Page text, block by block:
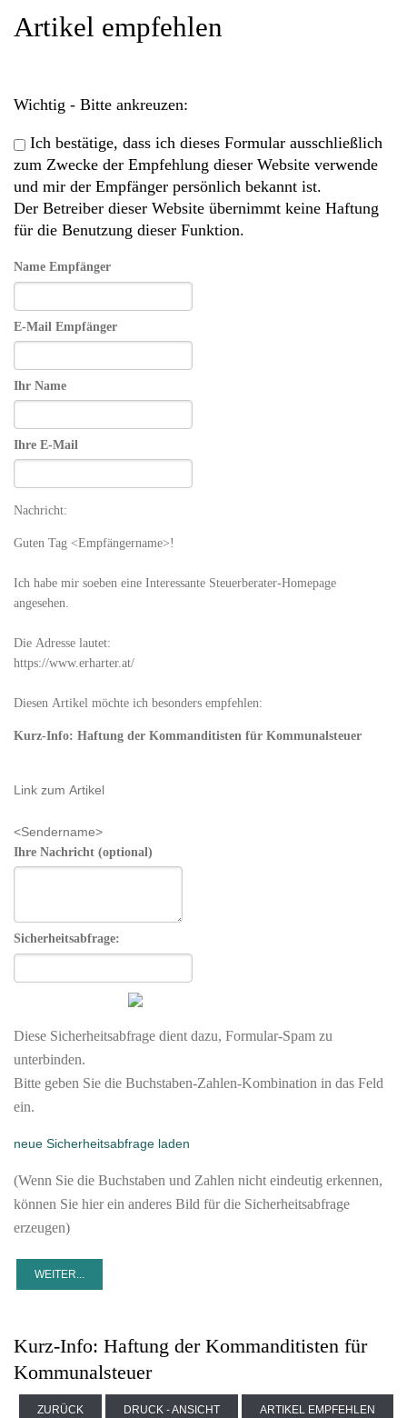
Artikel empfehlen
Wichtig - Bitte ankreuzen:
Ich bestätige, dass ich dieses Formular ausschließlich
zum Zwecke der Empfehlung dieser Website verwende
und mir der Empfänger persönlich bekannt ist.
Der Betreiber dieser Website übernimmt keine Haftung
für die Benutzung dieser Funktion.
Name Empfänger
E-Mail Empfänger
Ihr Name
Ihre E-Mail
Nachricht:
Guten Tag <Empfängername>!
Ich habe mir soeben eine Interessante Steuerberater-Homepage
angesehen.
Die Adresse lautet:
https://www.erharter.at/
Diesen Artikel möchte ich besonders empfehlen:
Kurz-Info: Haftung der Kommanditisten für Kommunalsteuer
Link zum Artikel
<Sendername>
Ihre Nachricht (optional)
Sicherheitsabfrage:
Diese Sicherheitsabfrage dient dazu, Formular-Spam zu
unterbinden.
Bitte geben Sie die Buchstaben-Zahlen-Kombination in das Feld
ein.
neue Sicherheitsabfrage laden
(Wenn Sie die Buchstaben und Zahlen nicht eindeutig erkennen,
können Sie hier ein anderes Bild für die Sicherheitsabfrage
erzeugen)
Kurz-Info: Haftung der Kommanditisten für
Kommunalsteuer
ZURÜCK DRUCK - ANSICHT ARTIKEL EMPFEHLEN